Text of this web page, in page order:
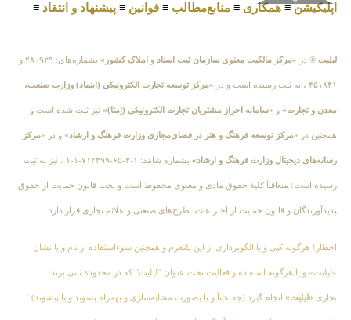
اپلیکیشن≡همکاری ≡ منابع‌مطالب ≡ قوانین ≡ پیشنهاد و انتقاد ≡
لیلیت ® در «مرکز مالکیت معنوی سازمان ثبت اسناد و املاک کشور» بشماره‌های: ۲۸۰۹۲۹ و
۴۵۱۸۴۱ ، به ثبت رسیده است و در «مرکز توسعه تجارت الکترونیکی (اینماد) وزارت صنعت،
معدن و تجارت» و «سامانه احراز مشتریان تجارت الکترونیکی (اِمتا)» نیز ثبت شده است و
همچنین در «مرکز توسعه فرهنگ و هنر در فضای‌مجازی وزارت فرهنگ و ارشاد» و در «مرکز
رسانه‌های دیجیتال وزارت فرهنگ و ارشاد» بشماره شامَد: ۱-۳-۶۵-۷۱۲۳۹۹-۱-۱ ، نیز به ثبت
رسیده است؛ متعاقباً کلیهٔ حقوق مادی و معنوی محفوظ است و تحت قانون حمایت از حقوق
پدیدآورندگان و قانون حمایت از اختراعات، طرح‌های صنعتی و علائم تجاری قرار دارد.
اخطار! هرگونه کپی و یا الگوبرداری از این پلتفرم و همچنین سوءاستفاده از نام و یا نشان
«لیلیت» و یا هرگونه استفاده و فعالیت تحت عنوان “لیلیت” که در محدودهٔ ثبتی برند
تجاری «لیلیت» انجام گیرد (چه عیناً و یا بصورت مشابه‌سازی و بهمراه پسوند و یا پیشوند) ؛